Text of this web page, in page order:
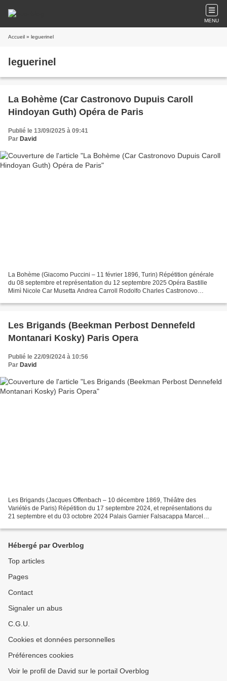
MENU
Accueil » leguerinel
leguerinel
La Bohème (Car Castronovo Dupuis Caroll
Hindoyan Guth) Opéra de Paris
Publié le 13/09/2025 à 09:41
Par David
La Bohème (Giacomo Puccini – 11 février 1896, Turin) Répétition générale
du 08 septembre et représentation du 12 septembre 2025 Opéra Bastille
Mimì Nicole Car Musetta Andrea Carroll Rodolfo Charles Castronovo
Les Brigands (Beekman Perbost Dennefeld
Montanari Kosky) Paris Opera
Publié le 22/09/2024 à 10:56
Par David
Les Brigands (Jacques Offenbach – 10 décembre 1869, Théâtre des
Variétés de Paris) Répétition du 17 septembre 2024, et représentations du
21 septembre et du 03 octobre 2024 Palais Garnier Falsacappa Marcel
Hébergé par Overblog
Top articles
Pages
Contact
Signaler un abus
C.G.U.
Cookies et données personnelles
Préférences cookies
Voir le profil de David sur le portail Overblog